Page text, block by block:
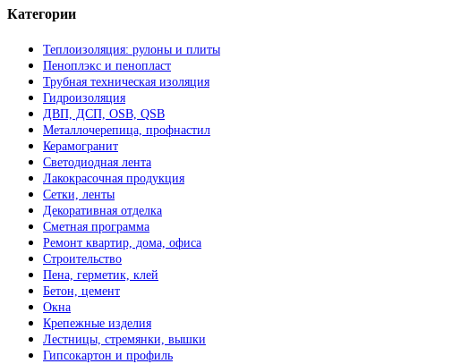
Категории
Теплоизоляция: рулоны и плиты
Пеноплэкс и пенопласт
Трубная техническая изоляция
Гидроизоляция
ДВП, ДСП, OSB, QSB
Металлочерепица, профнастил
Керамогранит
Светодиодная лента
Лакокрасочная продукция
Сетки, ленты
Декоративная отделка
Сметная программа
Ремонт квартир, дома, офиса
Строительство
Пена, герметик, клей
Бетон, цемент
Окна
Крепежные изделия
Лестницы, стремянки, вышки
Гипсокартон и профиль